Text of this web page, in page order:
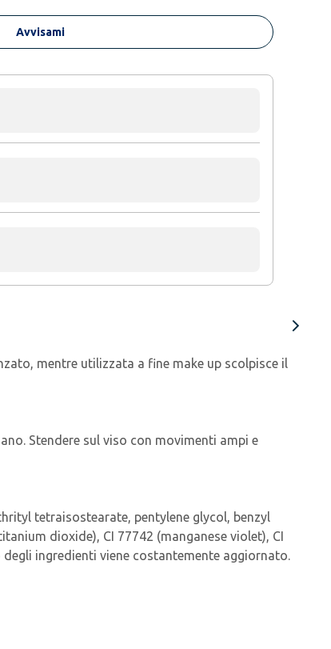
Avvisami
mentre utilizzata a fine make up scolpisce il
Stendere sul viso con movimenti ampi e
tetraisostearate, pentylene glycol, benzyl
dioxide), CI 77742 (manganese violet), CI
degli ingredienti viene costantemente aggiornato.